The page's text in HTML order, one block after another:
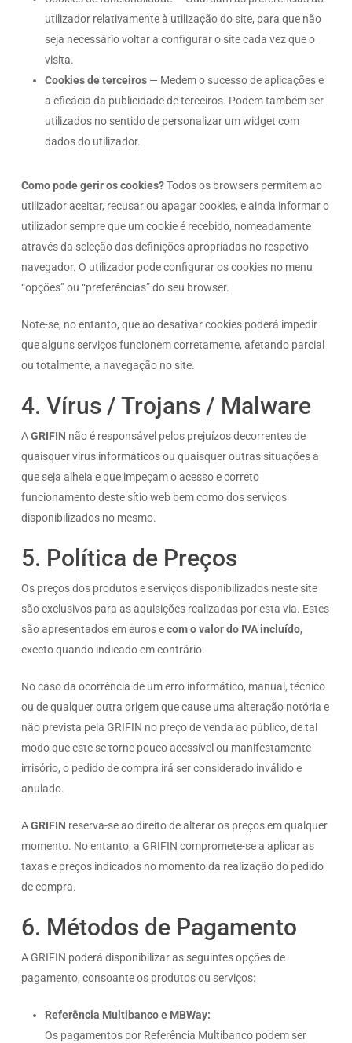
utilizador relativamente à utilização do site, para que não
seja necessário voltar a configurar o site cada vez que o
visita.
Cookies de terceiros— Medem o sucesso de aplicações e
a eficácia da publicidade de terceiros. Podem também ser
utilizados no sentido de personalizar um widget com
dados do utilizador.
Como pode gerir os cookies?Todos os browsers permitem ao
utilizador aceitar, recusar ou apagar cookies, e ainda informar o
utilizador sempre que um cookie é recebido, nomeadamente
através da seleção das definições apropriadas no respetivo
navegador. O utilizador pode configurar os cookies no menu
“opções” ou “preferências” do seu browser.
Note-se, no entanto, que ao desativar cookies poderá impedir
que alguns serviços funcionem corretamente, afetando parcial
ou totalmente, a navegação no site.
4. Vírus / Trojans / Malware
AGRIFIN não é responsável pelos prejuízos decorrentes de
quaisquer vírus informáticos ou quaisquer outras situações a
que seja alheia e que impeçam o acesso e correto
funcionamento deste sítio web bem como dos serviços
disponibilizados no mesmo.
5. Política de Preços
Os preços dos produtos e serviços disponibilizados neste site
são exclusivos para as aquisições realizadas por esta via. Estes
são apresentados em euros ecom o valor do IVA incluído,
exceto quando indicado em contrário.
No caso da ocorrência de um erro informático, manual, técnico
ou de qualquer outra origem que cause uma alteração notória e
não prevista pela GRIFIN no preço de venda ao público, de tal
modo que este se torne pouco acessível ou manifestamente
irrisório, o pedido de compra irá ser considerado inválido e
anulado.
AGRIFIN reserva-se ao direito de alterar os preços em qualquer
momento. No entanto, a GRIFIN compromete-se a aplicar as
taxas e preços indicados no momento da realização do pedido
de compra.
6. Métodos de Pagamento
A GRIFIN poderá disponibilizar as seguintes opções de
pagamento, consoante os produtos ou serviços:
Referência Multibanco e MBWay:
Os pagamentos por Referência Multibanco podem ser